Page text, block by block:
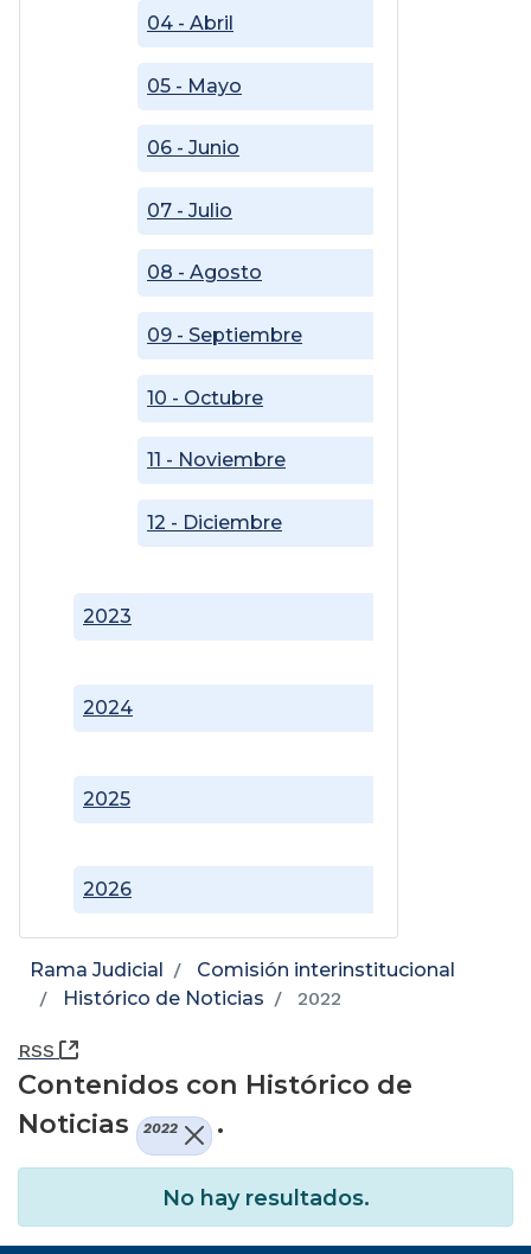
04 - Abril
05 - Mayo
06 - Junio
07 - Julio
08 - Agosto
09 - Septiembre
10 - Octubre
11 - Noviembre
12 - Diciembre
2023
2024
2025
2026
Rama Judicial
Comisión interinstitucional
Histórico de Noticias
2022
RSS (Abre una nueva ventana)
Contenidos con Histórico de
Noticias
2022 .
No hay resultados.